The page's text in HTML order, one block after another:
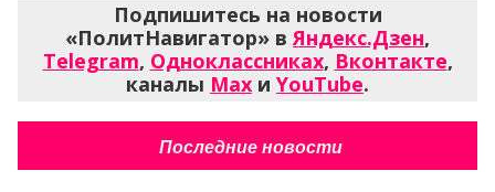
Подпишитесь на новости
«ПолитНавигатор» вЯндекс.Дзен,
Telegram, Одноклассниках, Вконтакте,
каналы Max и YouTube.
Последние новости